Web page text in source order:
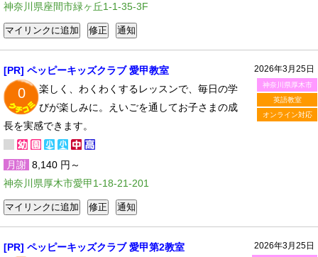
神奈川県座間市緑ヶ丘1-1-35-3F
2026年3月25日
神奈川県厚木市
英語教室
オンライン対応
[PR] ペッピーキッズクラブ 愛甲教室
0
楽しく、わくわくするレッスンで、毎日の学
びが楽しみに。えいごを通してお子さまの成
長を実感できます。
月謝 8,140 円～
神奈川県厚木市愛甲1-18-21-201
2026年3月25日
[PR] ペッピーキッズクラブ 愛甲第2教室